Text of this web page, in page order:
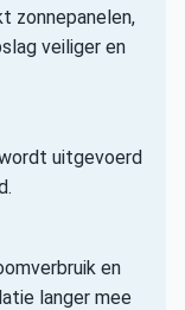
zonnepanelen,
veiliger en
uitgevoerd
en
langer mee